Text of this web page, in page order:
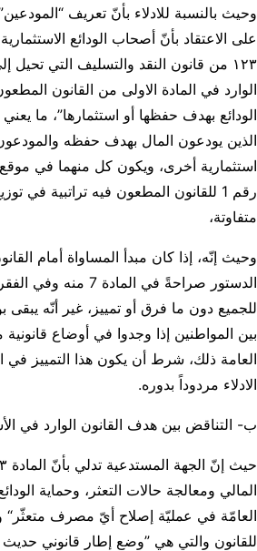
وحيث بالنسبة للادلاء بأنّ تعريف
على الاعتقاد بأنّ أصحاب الودائع
الوارد في المادة الاولى من القانون
الودائع بهدف حفظها أو استثمارها”، ما
الذين يودعون المال بهدف حفظه
استثمارية أخرى، ويكون كل منهما في
رقم 1 للقانون المطعون فيه تراتبية
متفاوتة،
وحيث إنّه، إذا كان مبدأ المساواة أمام
الدستور صراحةً في
للجميع دون ما فرق أو تمييز، غير أنّه
بين المواطنين إذا وجدوا في أوضاع
العامة ذلك، شرط أن يكون هذا التمييز في
الادلاء مردوداً بدوره.
ب- التناقض بين هدف القانون الوارد في
المالي ومعالجة حالات التعثر، وحماية
العامّة في عمليّة إصلاح أيّ مصرف متعثّر“
للقانون والتي هي ”وضع إطار قانوني حديث